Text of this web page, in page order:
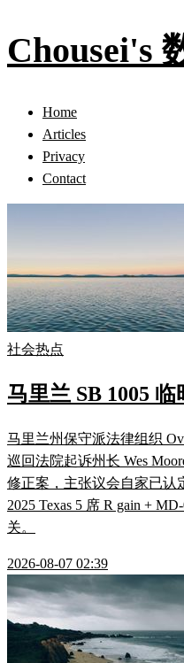
Chousei's
Home
Articles
Privacy
Contact
社会热点
马里兰 SB 1005 临
马里兰州保守派法律组织
巡回法院起诉州长 Wes
修正案，主张议会自家已认
2025 Texas 5 席 R gain +
关。
2026-08-07 02:39